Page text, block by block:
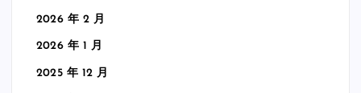
2026 年 2 月
2026 年 1 月
2025 年 12 月